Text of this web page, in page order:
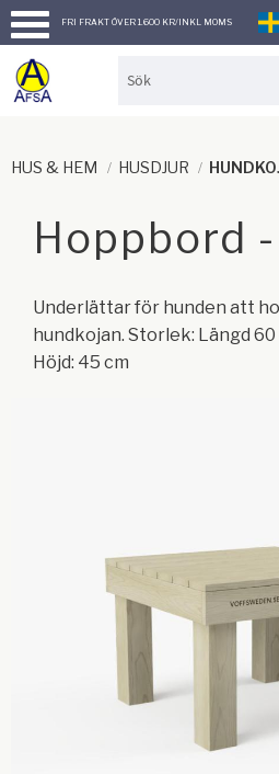
Meny
FRI FRAKT ÖVER 1.600 KR/INKL MOMS
HUS & HEM HUSDJUR
Hoppbord
Underlättar för hunden att
hundkojan. Storlek: Längd 60
Höjd: 45 cm